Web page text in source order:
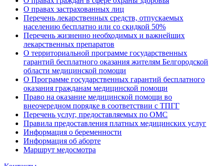
О правах застрахованных лиц
Перечень лекарственных средств, отпускаемых
населению бесплатно или со скидкой 50%
Перечень жизненно необходимых и важнейших
лекарственных препаратов
О территориальной программе государственных
гарантий бесплатного оказания жителям Белгородской
области медицинской помощи
О Программе государственных гарантий бесплатного
оказания гражданам медицинской помощи
Право на оказание медицинской помощи во
внеочередном порядке в соответствии с ТПГГ
Перечень услуг, предоставляемых по ОМС
Правила предоставления платных медицинских услуг
Информация о беременности
Информация об аборте
Маршрут медосмотра